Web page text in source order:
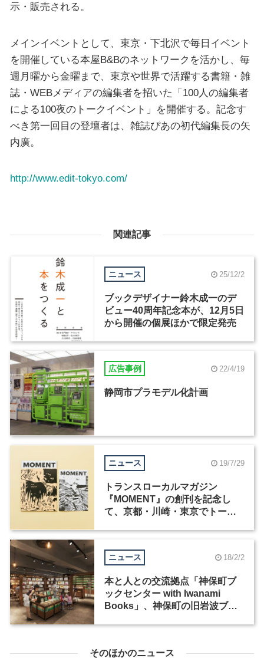
示・販売される。
メインイベントとして、東京・下北沢で毎日イベント
を開催している本屋B&Bのネットワークを活かし、毎
週月曜から金曜まで、東京や世界で活躍する書籍・雑
誌・WEBメディアの編集者を招いた「100人の編集者
による100夜のトークイベント」を開催する。記念す
べき第一回目の登壇者は、雑誌ぴあの初代編集長の矢
内廣。
http://www.edit-tokyo.com/
関連記事
ニュース 25/12/2
ブックデザイナー鈴木成一のデ
ビュー40周年記念本が、12月5日
から開催の個展ほかで限定発売
広告事例 22/4/19
静岡市プラモデル化計画
ニュース 19/7/29
トランスローカルマガジン
『MOMENT』の創刊を記念し
て、京都・川崎・東京でトーク
ニュース 18/2/2
本と人との交流拠点「神保町ブ
ックセンター with Iwanami
Books」、神保町の旧岩波ブッ
そのほかのニュース